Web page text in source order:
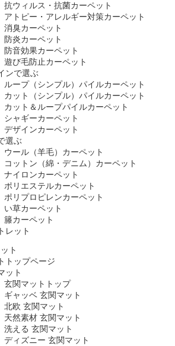
抗ウィルス・抗菌カーペット
アトピー・アレルギー対策カーペット
消臭カーペット
防炎カーペット
防音効果カーペット
遊び毛防止カーペット
ンで選ぶ
ループ（シンプル）パイルカーペット
カット（シンプル）パイルカーペット
カット＆ループパイルカーペット
シャギーカーペット
デザインカーペット
選ぶ
ウール（羊毛）カーペット
コットン（綿・デニム）カーペット
ナイロンカーペット
ポリエステルカーペット
ポリプロピレンカーペット
い草カーペット
籐カーペット
レット
ト
トップページ
ット
玄関マットトップ
ギャッベ 玄関マット
北欧 玄関マット
天然素材 玄関マット
洗える 玄関マット
ディズニー 玄関マット